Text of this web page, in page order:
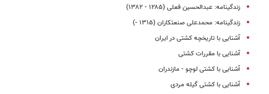
زندگینامه: عبدالحسین فعلی (۱۲۸۵ - ۱۳۸۲)
زندگینامه: محمدعلی صنعتکاران (۱۳۱۵ -)
آشنایی با تاریخچه کشتی در ایران
آشنایی با مقررات کشتی
آشنایی با کشتی لوچو - مازندران
آشنایی با کشتی گیله مردی